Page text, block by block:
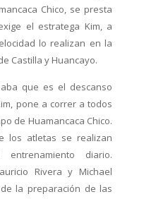
Chico, se presta
el estratega Kim, a
lo realizan en la
Castilla y Huancayo.
que es el descanso
pone a correr a todos
de Huamancaca Chico.
los atletas se realizan
diario.
Rivera y Michael
la preparación de las